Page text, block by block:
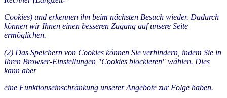
Cookies) und erkennen ihn beim nächsten Besuch wieder. Dadurch
können wir Ihnen einen besseren Zugang auf unsere Seite
ermöglichen.
(2) Das Speichern von Cookies können Sie verhindern, indem Sie in
Ihren Browser-Einstellungen "Cookies blockieren" wählen. Dies
kann aber
eine Funktionseinschränkung unserer Angebote zur Folge haben.